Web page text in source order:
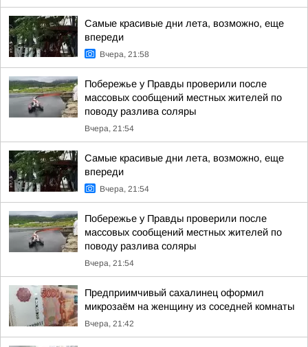
Самые красивые дни лета, возможно, еще
впереди
Вчера, 21:58
Побережье у Правды проверили после
массовых сообщений местных жителей по
поводу разлива соляры
Вчера, 21:54
Самые красивые дни лета, возможно, еще
впереди
Вчера, 21:54
Побережье у Правды проверили после
массовых сообщений местных жителей по
поводу разлива соляры
Вчера, 21:54
Предприимчивый сахалинец оформил
микрозаём на женщину из соседней комнаты
Вчера, 21:42